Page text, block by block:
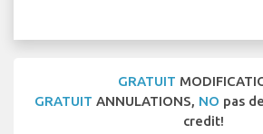
GRATUIT
GRATUIT ANNULATIONS, NO pas
credit!